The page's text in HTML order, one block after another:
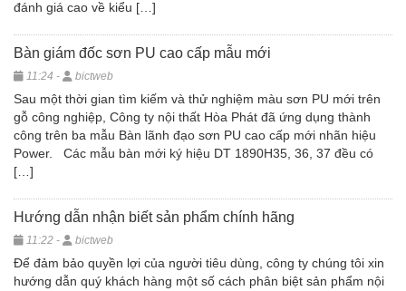
đánh giá cao về kiểu […]
Bàn giám đốc sơn PU cao cấp mẫu mới
11:24 - bictweb
Sau một thời gian tìm kiếm và thử nghiệm màu sơn PU mới trên
gỗ công nghiệp, Công ty nội thất Hòa Phát đã ứng dụng thành
công trên ba mẫu Bàn lãnh đạo sơn PU cao cấp mới nhãn hiệu
Power. Các mẫu bàn mới ký hiệu DT 1890H35, 36, 37 đều có
[…]
Hướng dẫn nhận biết sản phẩm chính hãng
11:22 - bictweb
Để đảm bảo quyền lợi của người tiêu dùng, công ty chúng tôi xin
hướng dẫn quý khách hàng một số cách phân biệt sản phẩm nội